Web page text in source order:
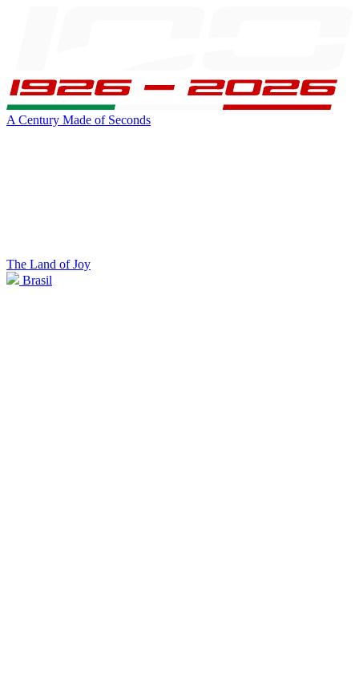
A Century Made of Seconds
The Land of Joy
Brasil